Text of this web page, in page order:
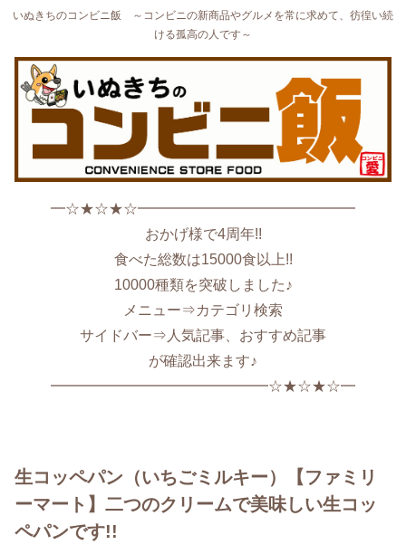
いぬきちのコンビニ飯 ～コンビニの新商品やグルメを常に求めて、彷徨い続
ける孤高の人です～
━☆★☆★☆━━━━━━━━━━━━━━━
おかげ様で4周年!!
食べた総数は15000食以上!!
10000種類を突破しました♪
メニュー⇒カテゴリ検索
サイドバー⇒人気記事、おすすめ記事
が確認出来ます♪
━━━━━━━━━━━━━━━☆★☆★☆━
生コッペパン（いちごミルキー）【ファミリ
ーマート】二つのクリームで美味しい生コッ
ペパンです!!